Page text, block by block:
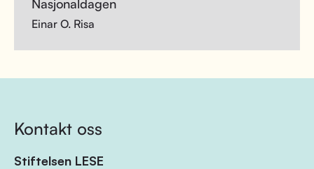
Nasjonaldagen
Einar O. Risa
Kontakt oss
Stiftelsen LESE